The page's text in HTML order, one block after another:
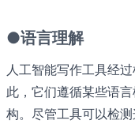
●语言理解
人工智能写作工具经
此，它们遵循某些语
构。尽管工具可以检